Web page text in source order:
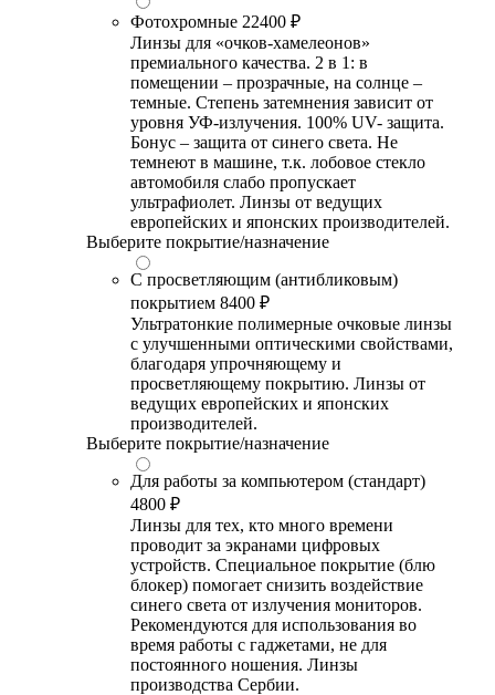
Фотохромные 22400 ₽
Линзы для «очков-хамелеонов»
премиального качества. 2 в 1: в
помещении – прозрачные, на солнце –
темные. Степень затемнения зависит от
уровня УФ-излучения. 100% UV- защита.
Бонус – защита от синего света. Не
темнеют в машине, т.к. лобовое стекло
автомобиля слабо пропускает
ультрафиолет. Линзы от ведущих
европейских и японских производителей.
Выберите покрытие/назначение
С просветляющим (антибликовым)
покрытием 8400 ₽
Ультратонкие полимерные очковые линзы
с улучшенными оптическими свойствами,
благодаря упрочняющему и
просветляющему покрытию. Линзы от
ведущих европейских и японских
производителей.
Выберите покрытие/назначение
Для работы за компьютером (стандарт)
4800 ₽
Линзы для тех, кто много времени
проводит за экранами цифровых
устройств. Специальное покрытие (блю
блокер) помогает снизить воздействие
синего света от излучения мониторов.
Рекомендуются для использования во
время работы с гаджетами, не для
постоянного ношения. Линзы
производства Сербии.